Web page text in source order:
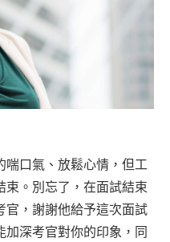
喘口氣、放鬆心情，但工
。 別忘了，在面試結束
官，謝謝他給予這次面試
加深考官對你的印象，同